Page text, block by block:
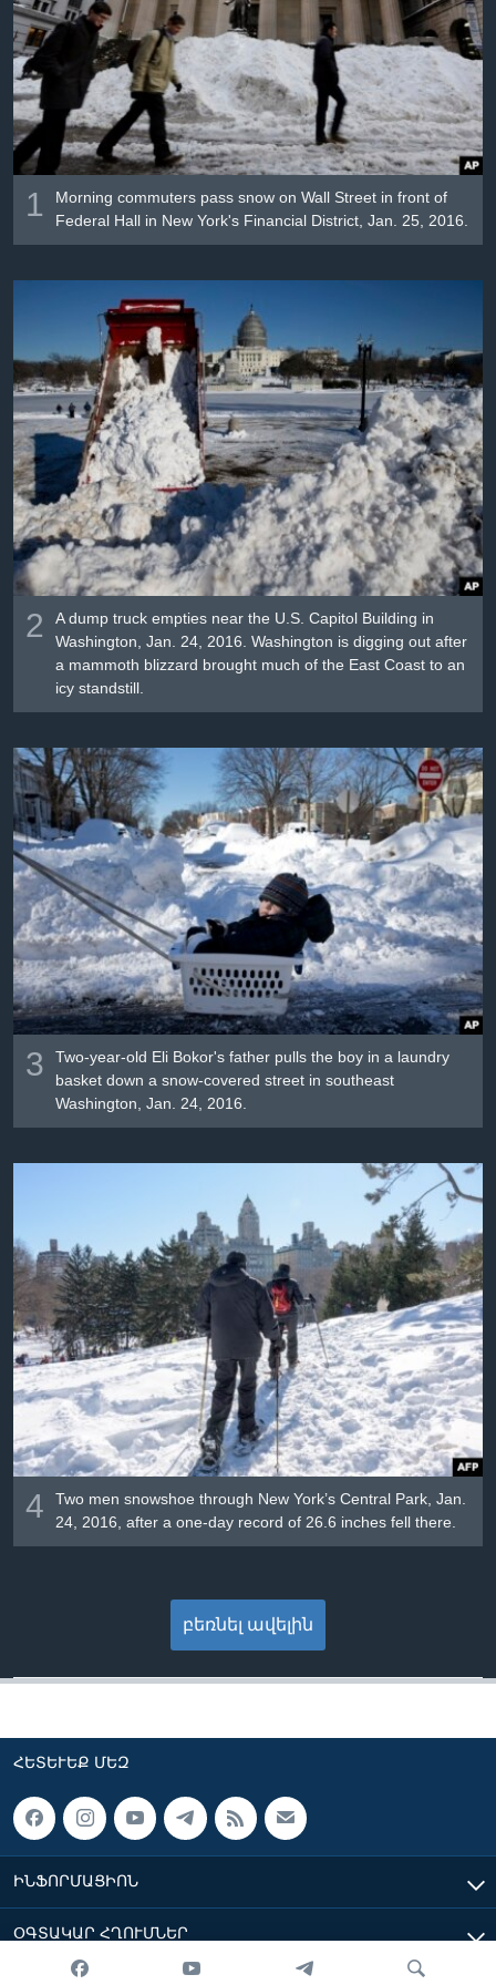
Լեզուներ
1
Morning commuters pass snow on Wall Street in front of
Federal Hall in New York's Financial District, Jan. 25, 2016.
2
A dump truck empties near the U.S. Capitol Building in
Washington, Jan. 24, 2016. Washington is digging out after
a mammoth blizzard brought much of the East Coast to an
icy standstill.
3
Two-year-old Eli Bokor's father pulls the boy in a laundry
basket down a snow-covered street in southeast
Washington, Jan. 24, 2016.
4
Two men snowshoe through New York’s Central Park, Jan.
24, 2016, after a one-day record of 26.6 inches fell there.
բեռնել ավելին
ՀԵՏԵՒԵՔ ՄԵԶ
ԻՆՖՈՐՄԱՑԻՈՆ
ՕԳՏԱԿԱՐ ՀՂՈՒՄՆԵՐ